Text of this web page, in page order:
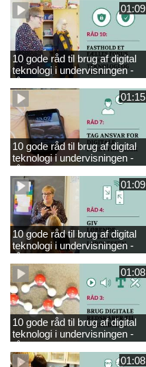
01:09
10 gode råd til brug af digital
teknologi i undervisningen -
råd 10
01:15
10 gode råd til brug af digital
teknologi i undervisningen -
råd 7
01:09
10 gode råd til brug af digital
teknologi i undervisningen -
råd 4
01:08
10 gode råd til brug af digital
teknologi i undervisningen -
råd 3
01:08